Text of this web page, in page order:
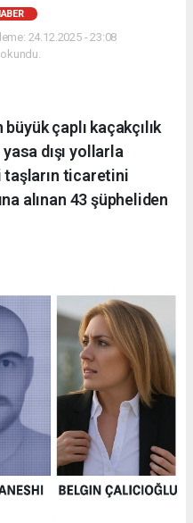
24.12.2025 - 23:08
çaplı kaçakçılık
dışı yollarla
taşların ticaretini
alınan 43 şüpheliden